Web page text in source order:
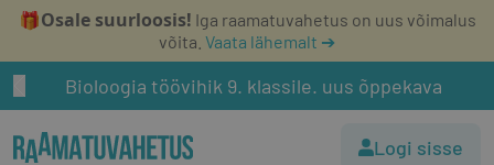
🎁Osale suurloosis! Iga raamatuvahetus on uus võimalus
võita. Vaata lähemalt ➔
Bioloogia töövihik 9. klassile. uus õppekava
Logi sisse